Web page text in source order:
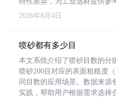
2026年8月4日
喷砂都有多少目
本文系统介绍了喷砂目数的分
喷砂200目对应的表面粗糙度
同目数的应用场景。数据来源
实践，帮助用户根据需求选择